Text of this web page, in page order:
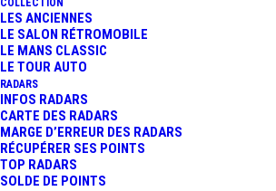
COLLECTION
LES ANCIENNES
LE SALON RÉTROMOBILE
LE MANS CLASSIC
LE TOUR AUTO
RADARS
INFOS RADARS
CARTE DES RADARS
MARGE D’ERREUR DES RADARS
RÉCUPÉRER SES POINTS
TOP RADARS
SOLDE DE POINTS
17 mars 2024